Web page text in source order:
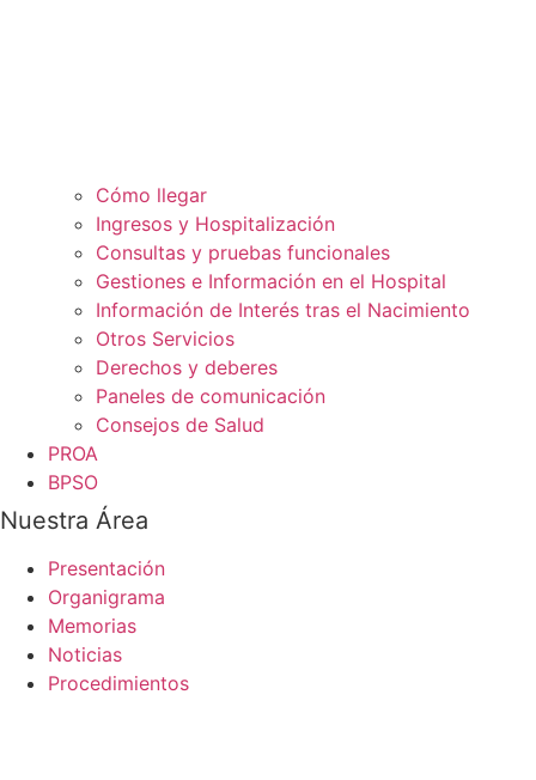
Cómo llegar
Ingresos y Hospitalización
Consultas y pruebas funcionales
Gestiones e Información en el Hospital
Información de Interés tras el Nacimiento
Otros Servicios
Derechos y deberes
Paneles de comunicación
Consejos de Salud
PROA
BPSO
Nuestra Área
Presentación
Organigrama
Memorias
Noticias
Procedimientos